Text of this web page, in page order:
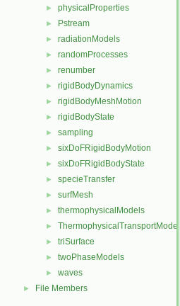
► physicalProperties
► Pstream
► radiationModels
► randomProcesses
► renumber
► rigidBodyDynamics
► rigidBodyMeshMotion
► rigidBodyState
► sampling
► sixDoFRigidBodyMotion
► sixDoFRigidBodyState
► specieTransfer
► surfMesh
► thermophysicalModels
► ThermophysicalTransportModels
► triSurface
► twoPhaseModels
► waves
► File Members